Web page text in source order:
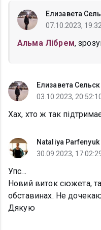
Елизавета
07.10.2023,
Альма Лібрем,
Елизавета
03.10.2023,
Хах, хто ж так
Nataliya Parfenyuk
30.09.2023,
Упс...
Новий виток сюжета,
обставинах. Не
Дякую